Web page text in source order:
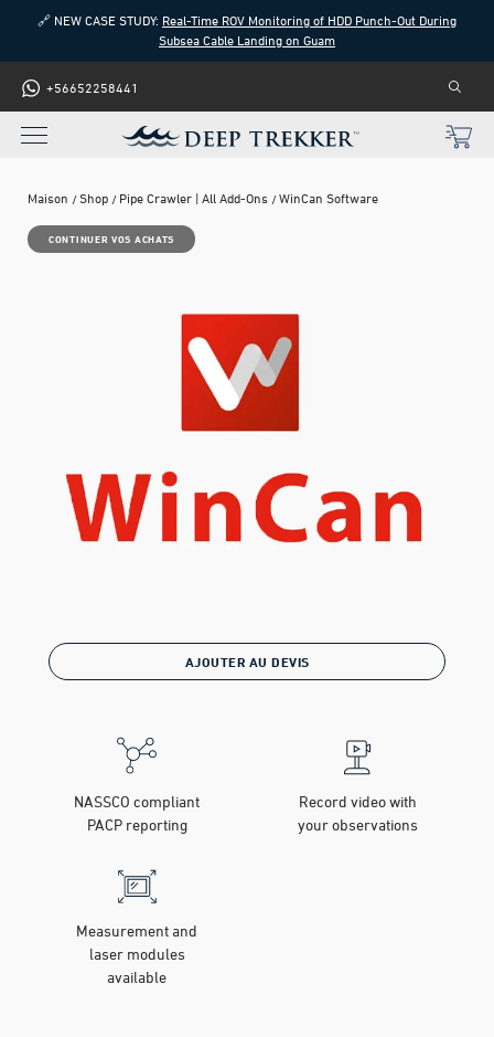
🔗 NEW CASE STUDY: Real-Time ROV Monitoring of HDD Punch-Out During
Subsea Cable Landing on Guam
+56652258441
Maison Shop Pipe Crawler | All Add-Ons WinCan Software
CONTINUER VOS ACHATS
AJOUTER AU DEVIS
NASSCO compliant
PACP reporting
Record video with
your observations
Measurement and
laser modules
available